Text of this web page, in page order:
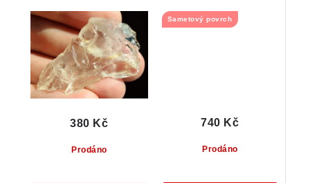
Prodáno
380 Kč
barvou
Sametový povrch
Prodáno
740 Kč